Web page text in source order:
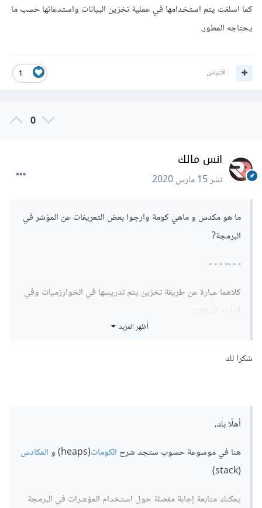
كما اسلفت يتم استخدامها في عملية تخزين البيانات واستدعائها حسب ما
يحتاجه المطور.
1 اقتباس
0
انس مالك
نشر15 مارس 2020
ما هو مكدس و ماهي كومة وارجوا بعض التعريفات عن المؤشر في
البرمجة?
- - -- - - -
كلاهما عبارة عن طريقة تخزين يتم تدريسها في الخوارزميات وفي
قواعد البيانات.
بمعنى اول عنصر يدخل الى القائمة هو اخر عنصر سيتم اخراجة
كما اسلفت يتم استخدامها في عملية تخزين البيانات واستدعائها
أظهر المزيد
شكرا لك
أهلًا بك،
هنا في موسوعة حسوب ستجد شرح الكومات(heaps) و
المكادس
يمكنك متابعة إجابة مفصلة حول استخدام المؤشرات في البرمجة